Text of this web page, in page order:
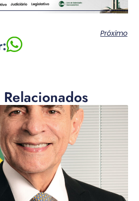
Próximo
Relacionados